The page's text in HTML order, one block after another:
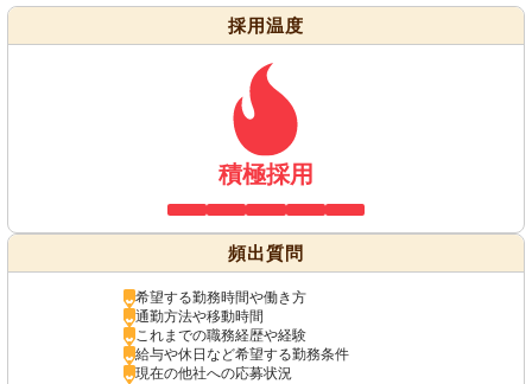
採用温度
積極採用
頻出質問
希望する勤務時間や働き方
通勤方法や移動時間
これまでの職務経歴や経験
給与や休日など希望する勤務条件
現在の他社への応募状況